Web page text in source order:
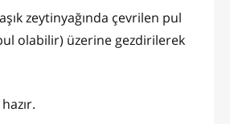
zeytinyağında çevrilen pul
olabilir) üzerine gezdirilerek